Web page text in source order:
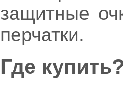
защитные
перчатки.
Где